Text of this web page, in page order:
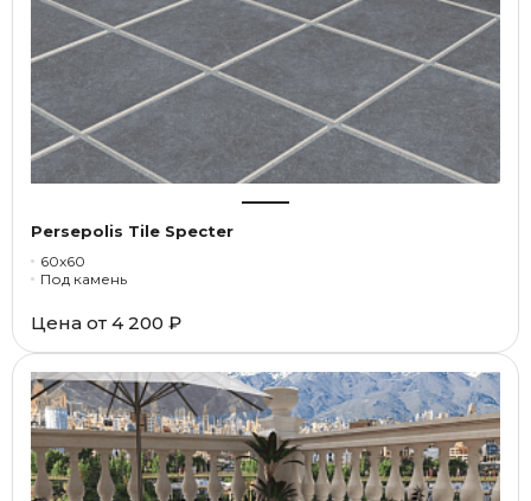
Persepolis Tile Specter
60x60
Под камень
Цена от 4 200 ₽